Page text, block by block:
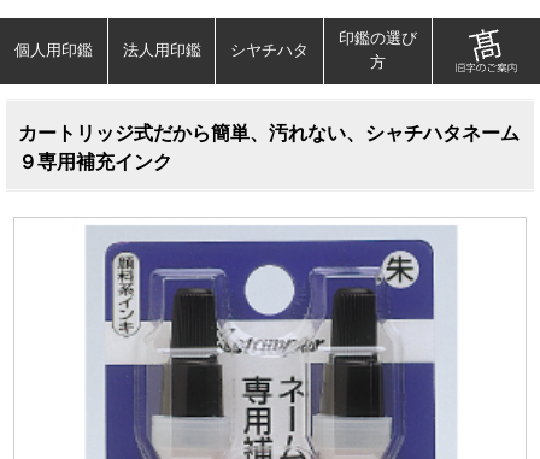
個人用印鑑 法人用印鑑 シヤチハタ
印鑑の選び
方
カートリッジ式だから簡単、汚れない、シャチハタネーム
９専用補充インク